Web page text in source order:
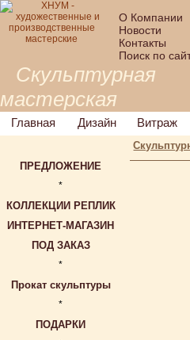
О Компании
Новости
Контакты
Поиск по
Скульптурная
мастерская
Главная Дизайн Витраж
ПРЕДЛОЖЕНИЕ
*
КОЛЛЕКЦИИ РЕПЛИК
ИНТЕРНЕТ-МАГАЗИН
ПОД ЗАКАЗ
*
Прокат скульптуры
*
ПОДАРКИ